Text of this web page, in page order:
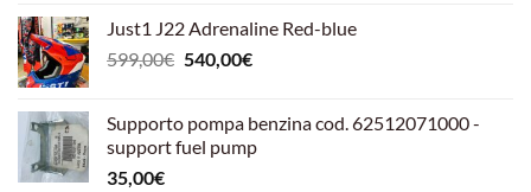
Just1 J22 Adrenaline Red-blue
599,00€ Il
era:
599,00€.
540,00€Il
è:
540,00€.
Supporto pompa benzina cod. 62512071000 -
support fuel pump
35,00€